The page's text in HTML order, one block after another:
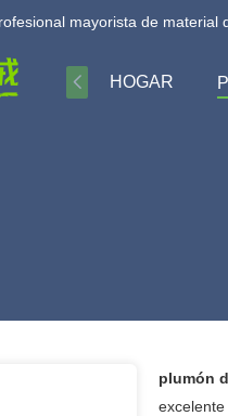
mayorista de
HOGAR
plumón